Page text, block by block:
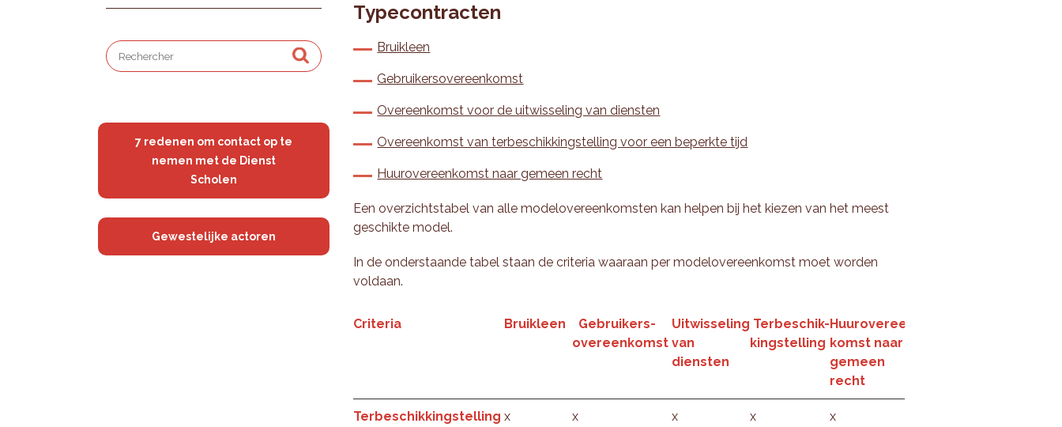
7 redenen om contact op te
nemen met de Dienst
Scholen
Gewestelijke actoren
Typecontracten
Bruikleen
Gebruikersovereenkomst
Overeenkomst voor de uitwisseling van diensten
Overeenkomst van terbeschikkingstelling voor een beperkte tijd
Huurovereenkomst naar gemeen recht
Een overzichtstabel van alle modelovereenkomsten kan helpen bij het kiezen van het meest
geschikte model.
In de onderstaande tabel staan de criteria waaraan per modelovereenkomst moet worden
voldaan.
Criteria Bruikleen
Gebruikers-
overeenkomst
Uitwisseling
van
diensten
Terbeschik-
kingstelling
Huurovereen-
komst naar
gemeen
recht
Terbeschikkingstelling x x x x x